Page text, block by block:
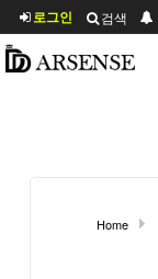
로그인 검색
Home